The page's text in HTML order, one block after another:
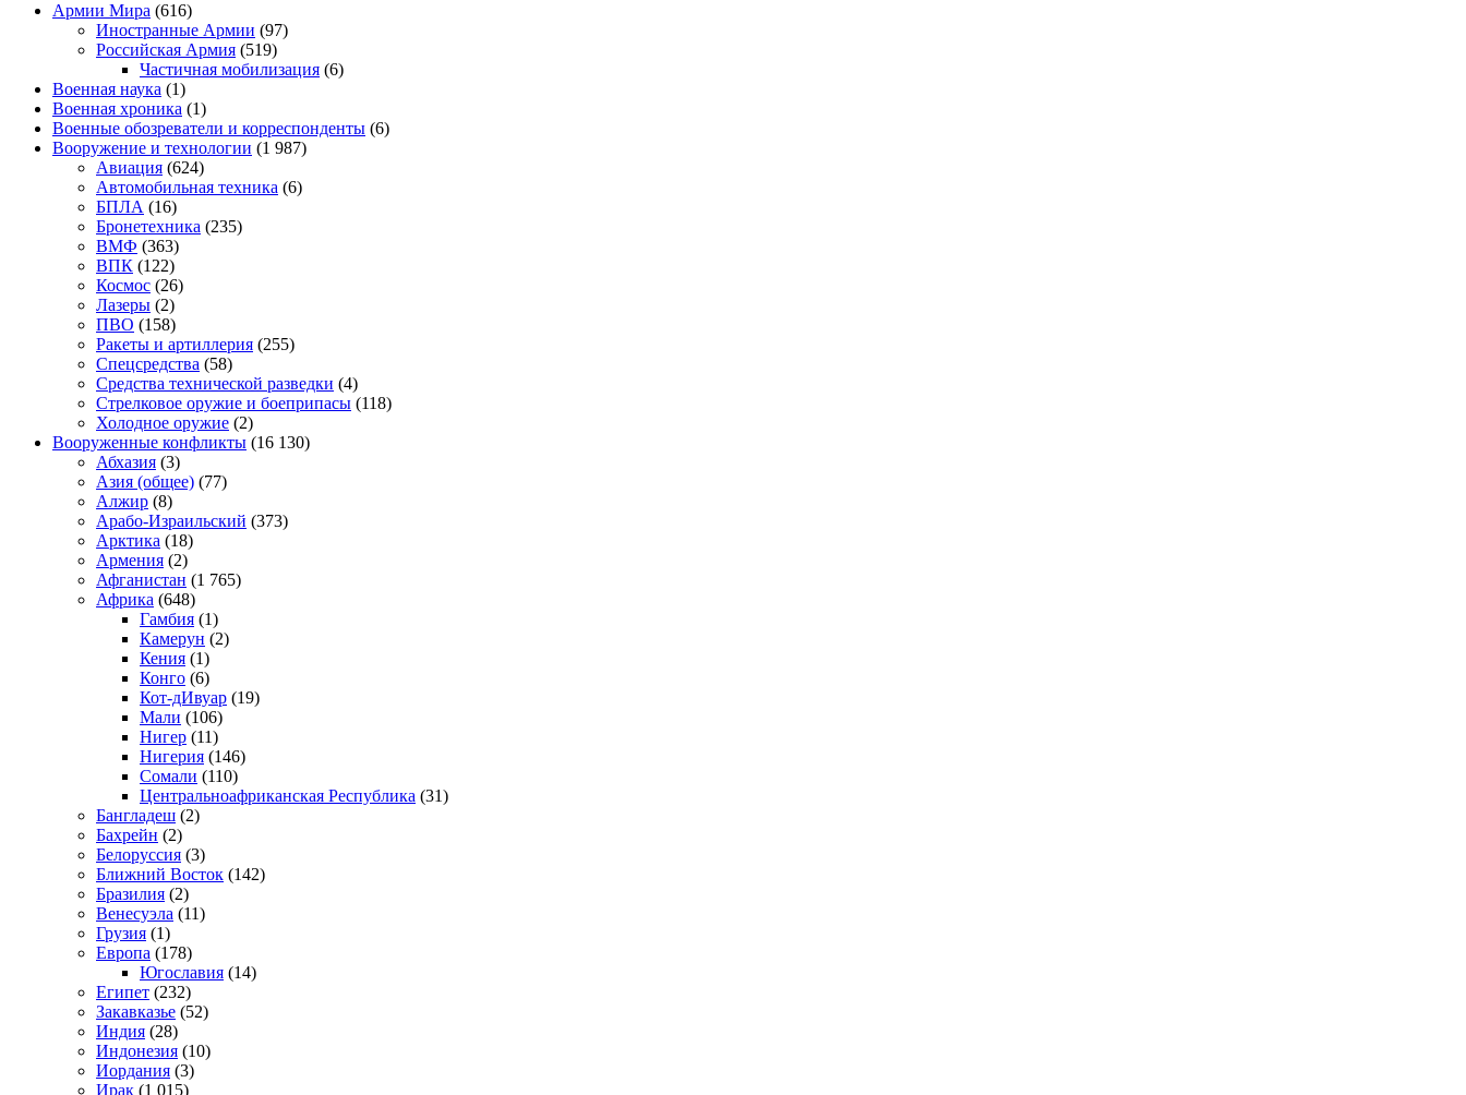
Армии Мира (616)
Иностранные Армии (97)
Российская Армия (519)
Частичная мобилизация (6)
Военная наука (1)
Военная хроника (1)
Военные обозреватели и корреспонденты (6)
Вооружение и технологии (1 987)
Авиация (624)
Автомобильная техника (6)
БПЛА (16)
Бронетехника (235)
ВМФ (363)
ВПК (122)
Космос (26)
Лазеры (2)
ПВО (158)
Ракеты и артиллерия (255)
Спецсредства (58)
Средства технической разведки (4)
Стрелковое оружие и боеприпасы (118)
Холодное оружие (2)
Вооруженные конфликты (16 130)
Абхазия (3)
Азия (общее) (77)
Алжир (8)
Арабо-Израильский (373)
Арктика (18)
Армения (2)
Афганистан (1 765)
Африка (648)
Гамбия (1)
Камерун (2)
Кения (1)
Конго (6)
Кот-дИвуар (19)
Мали (106)
Нигер (11)
Нигерия (146)
Сомали (110)
Центральноафриканская Республика (31)
Бангладеш (2)
Бахрейн (2)
Белоруссия (3)
Ближний Восток (142)
Бразилия (2)
Венесуэла (11)
Грузия (1)
Европа (178)
Югославия (14)
Египет (232)
Закавказье (52)
Индия (28)
Индонезия (10)
Иордания (3)
Ирак (1 015)